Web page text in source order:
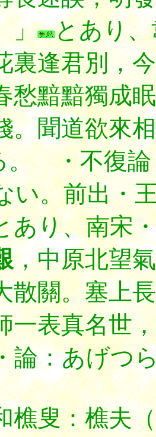
」
とあり
裏逢君別，
愁黯黯獨成
。聞道欲來
。 ・不復論
い。前出・
あり、南宋
，中原北望
散關。塞上
一表真名世
：あげつ
叟：樵夫